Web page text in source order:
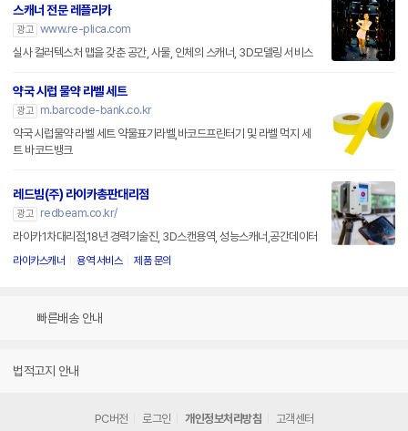
스캐너 전문 레플리카
광고 www.re-plica.com
실사 컬러텍스처 맵을 갖춘 공간, 사물, 인체의 스캐너, 3D모델링 서비스
약국 시럽 물약 라벨 세트
광고
m.barcode-bank.co.kr
약국 시럽물약 라벨 세트 약물표기라벨,바코드프린터기 및 라벨 먹지 세
트 바코드뱅크
레드빔(주) 라이카총판대리점
광고
redbeam.co.kr/
라이카1차대리점,18년 경력기술진, 3D스캔용역, 성능스캐너,공간데이터
라이카스캐너 용역 서비스 제품 문의
빠른배송 안내
법적고지 안내
PC버전 로그인 개인정보처리방침 고객센터